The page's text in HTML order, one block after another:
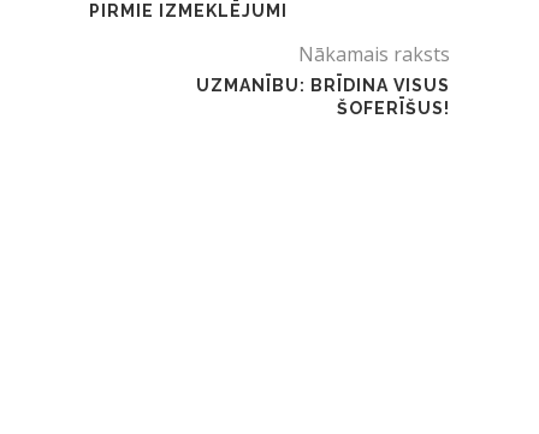
PIRMIE IZMEKLĒJUMI
Nākamais raksts
UZMANĪBU: BRĪDINA VISUS
ŠOFERĪŠUS!